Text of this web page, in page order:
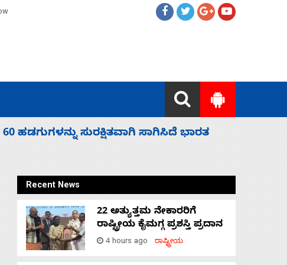
ಬಿಡೆವು: ಛಲವಾದಿ ನಾರಾಯಣಸ್ವಾಮಿ
Recent News
22 ಅತ್ಯುತ್ತಮ ನೇಕಾರರಿಗೆ
ರಾಷ್ಟ್ರೀಯ ಕೈಮಗ್ಗ ಪ್ರಶಸ್ತಿ ಪ್ರದಾನ
4 hours ago ರಾಷ್ಟ್ರೀಯ